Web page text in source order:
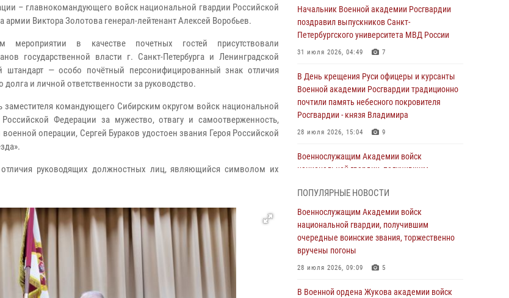
– главнокомандующего войск национальной гвардии Российской
армии Виктора Золотова генерал-лейтенант Алексей Воробьев.
мероприятии в качестве почетных гостей присутствовали
государственной власти г. Санкт-Петербурга и Ленинградской
— особо почётный персонифицированный знак отличия
и личной ответственности за руководство.
командующего Сибирским округом войск национальной
Федерации за мужество, отвагу и самоотверженность,
операции, Сергей Бураков удостоен звания Героя Российской
руководящих должностных лиц, являющийся символом их
Начальник Военной академии Росгвардии
поздравил выпускников Санкт-
Петербургского университета МВД России
31 июля 2026, 04:49 7
В День крещения Руси офицеры и курсанты
Военной академии Росгвардии традиционно
почтили память небесного покровителя
Росгвардии - князя Владимира
28 июля 2026, 15:04 9
Военнослужащим Академии войск
национальной гвардии, получившим
вручены погоны
28 июля 2026, 09:09 5
В Военной академии Росгвардии оглашены
итоги абитуриентских сборов 2026 года
27 июля 2026, 14:49 7
Военная академия информирует!
ПОПУЛЯРНЫЕ НОВОСТИ
Военнослужащим Академии войск
национальной гвардии, получившим
очередные воинские звания, торжественно
вручены погоны
28 июля 2026, 09:09 5
В Военной ордена Жукова академии войск